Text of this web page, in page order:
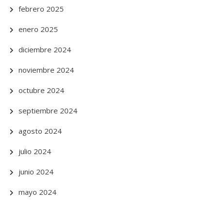
febrero 2025
enero 2025
diciembre 2024
noviembre 2024
octubre 2024
septiembre 2024
agosto 2024
julio 2024
junio 2024
mayo 2024